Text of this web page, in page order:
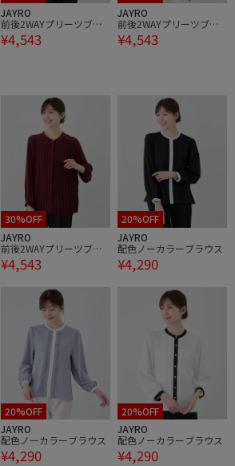
JAYRO
前後2WAYプリーツブラ
ウス
¥4,543
JAYRO
前後2WAYプリーツブラ
ウス
¥4,543
30%OFF
JAYRO
前後2WAYプリーツブラ
ウス
¥4,543
20%OFF
JAYRO
配色ノーカラーブラウス
¥4,290
20%OFF
JAYRO
配色ノーカラーブラウス
¥4,290
20%OFF
JAYRO
配色ノーカラーブラウス
¥4,290